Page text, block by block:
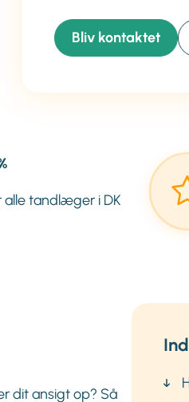
Bliv kontaktet
alle tandlæger i DK
dit ansigt op? Så